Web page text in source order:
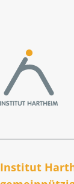
Institut